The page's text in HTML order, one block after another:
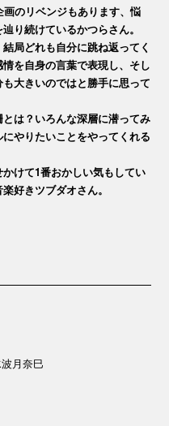
のリベンジもあります、悩
り続けているかつらさん。
局どれも自分に跳ね返ってく
を自身の言葉で表現し、そし
大きいのではと勝手に思って
は？いろんな深層に潜ってみ
やりたいことをやってくれる
けて1番おかしい気もしてい
好きツブダオさん。
月奈巳